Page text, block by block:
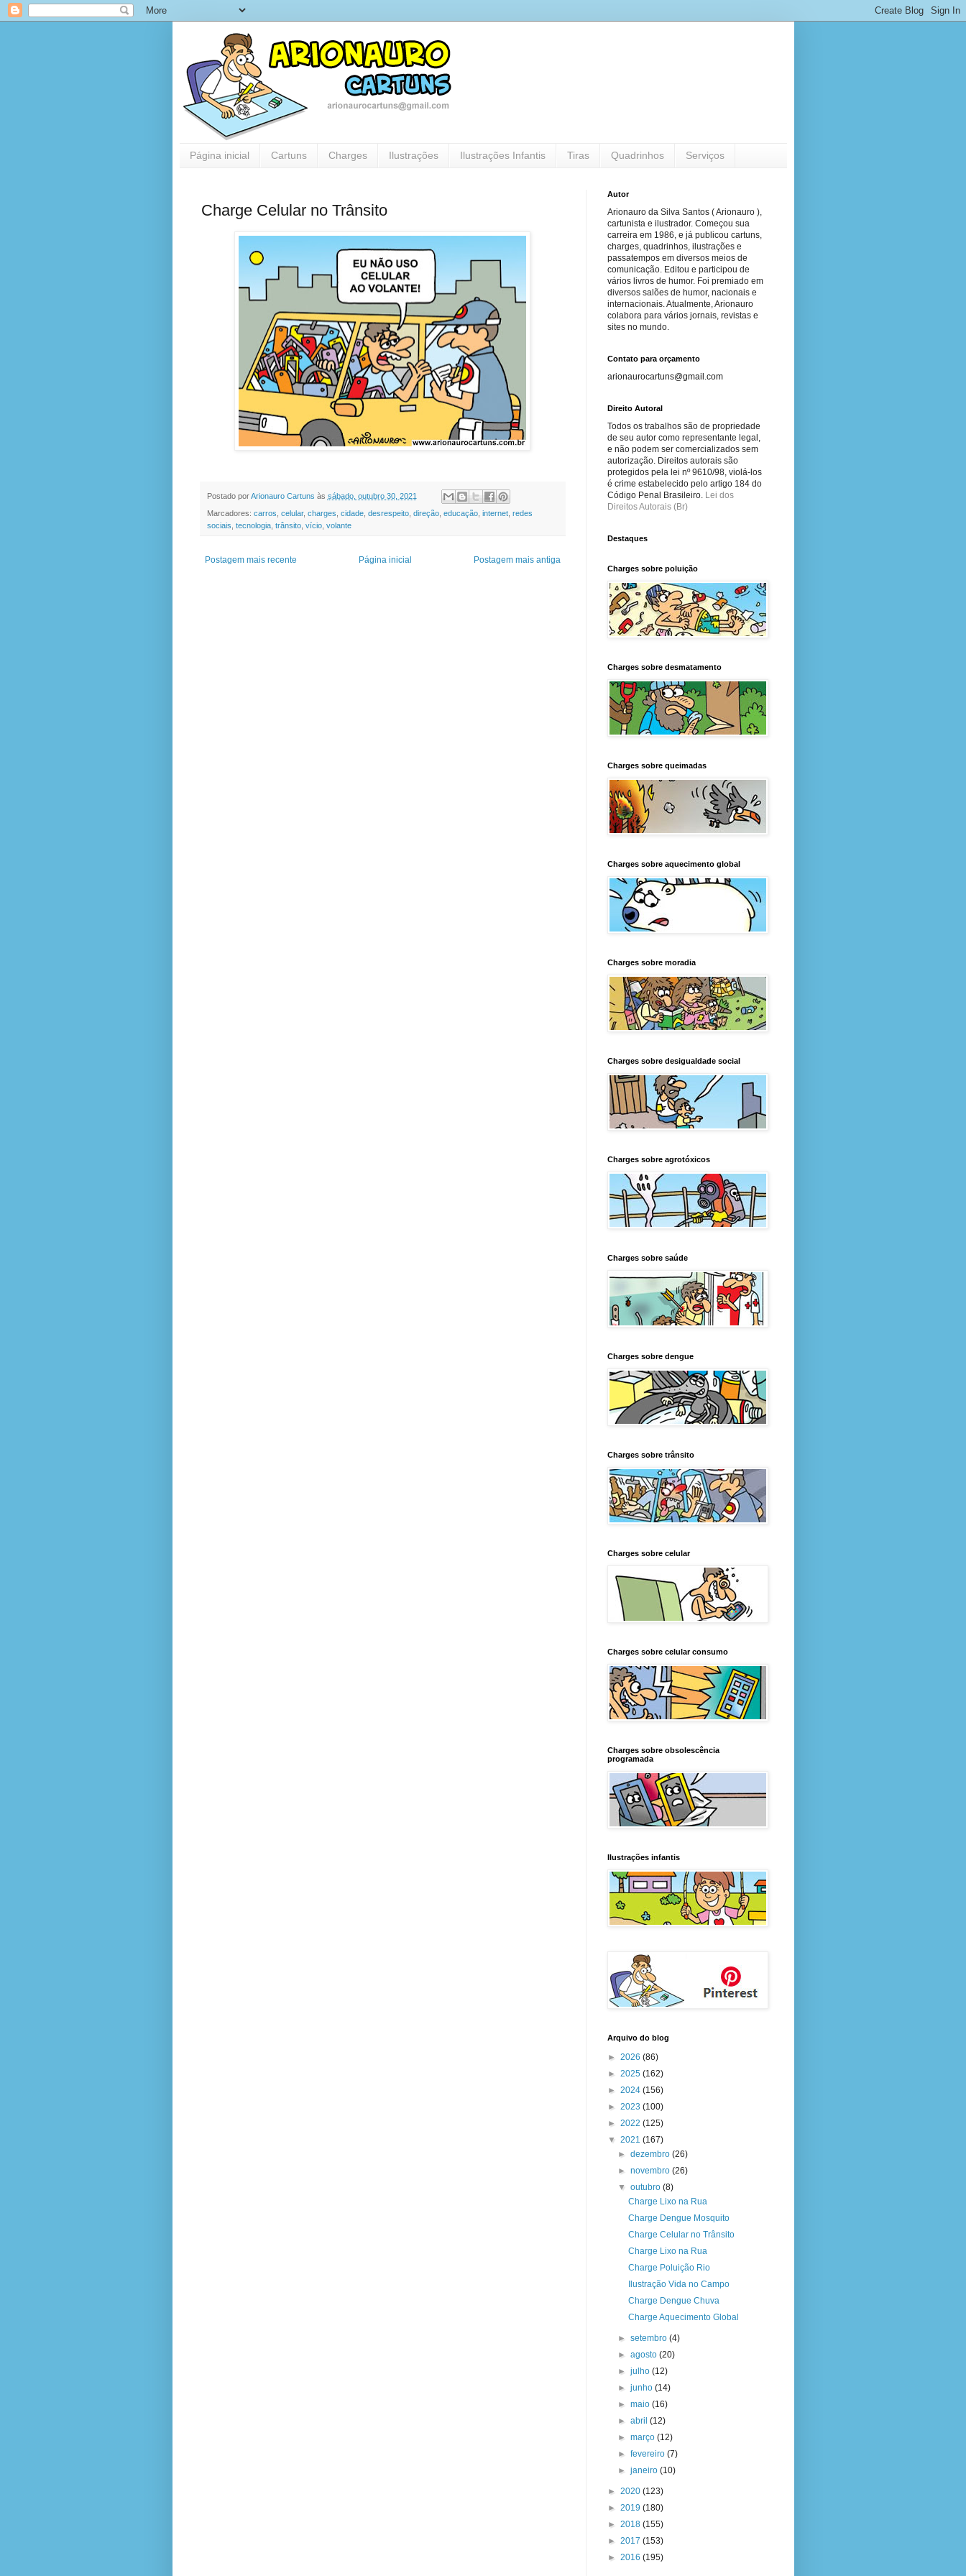
Página inicial Cartuns Charges Ilustrações Ilustrações Infantis Tiras Quadrinhos Serviços
Charge Celular no Trânsito
Postado porArionauro Cartuns às sábado, outubro 30, 2021
Marcadores: carros celular, charges cidade, desrespeito, direção, educação, internet, redes
sociais tecnologia, trânsito, vício, volante
Postagem mais recente Postagem mais antiga
Página inicial
Autor
Arionauro da Silva Santos ( Arionauro ),
cartunista e ilustrador. Começou sua
carreira em 1986, e já publicou cartuns,
charges, quadrinhos, ilustrações e
passatempos em diversos meios de
comunicação. Editou e participou de
vários livros de humor. Foi premiado em
diversos salões de humor, nacionais e
internacionais. Atualmente, Arionauro
colabora para vários jornais, revistas e
sites no mundo.
Contato para orçamento
arionaurocartuns@gmail.com
Direito Autoral
Todos os trabalhos são de propriedade
de seu autor como representante legal,
e não podem ser comercializados sem
autorização. Direitos autorais são
protegidos pela lei nº 9610/98, violá-los
é crime estabelecido pelo artigo 184 do
Código Penal Brasileiro. Lei dos
Direitos Autorais (Br)
Destaques
Charges sobre poluição
Charges sobre desmatamento
Charges sobre queimadas
Charges sobre aquecimento global
Charges sobre moradia
Charges sobre desigualdade social
Charges sobre agrotóxicos
Charges sobre saúde
Charges sobre dengue
Charges sobre trânsito
Charges sobre celular
Charges sobre celular consumo
Charges sobre obsolescência
programada
Ilustrações infantis
Arquivo do blog
► 2026 (86)
► 2025 (162)
► 2024 (156)
► 2023 (100)
► 2022 (125)
▼ 2021 (167)
► dezembro (26)
► novembro (26)
▼ outubro (8)
Charge Lixo na Rua
Charge Dengue Mosquito
Charge Celular no Trânsito
Charge Lixo na Rua
Charge Poluição Rio
Ilustração Vida no Campo
Charge Dengue Chuva
Charge Aquecimento Global
► setembro (4)
► agosto (20)
► julho (12)
► junho (14)
► maio (16)
► abril (12)
► março (12)
► fevereiro (7)
► janeiro (10)
► 2020 (123)
► 2019 (180)
► 2018 (155)
► 2017 (153)
► 2016 (195)